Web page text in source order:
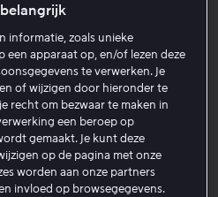
binnen veertien (14)
uw abonnement te
annuleert, heeft u recht
Abonnementsvergoeding.
is aangevangen gedurende
uw uitdrukkelijke verzoek
aftrek toe te passen voor
informatie, zoals unieke
apparaat op, en/of lezen deze
te verwerken. Je
of wijzigen door hieronder te
recht om bezwaar te maken in
een beroep op
gemaakt. Je kunt deze
op de pagina met onze
worden aan onze partners
invloed op browsegegevens.